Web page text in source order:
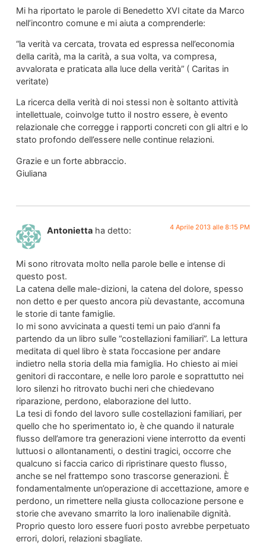
Mi ha riportato le parole di Benedetto XVI citate da Marco
nell’incontro comune e mi aiuta a comprenderle:
“la verità va cercata, trovata ed espressa nell’economia
della carità, ma la carità, a sua volta, va compresa,
avvalorata e praticata alla luce della verità” ( Caritas in
veritate)
La ricerca della verità di noi stessi non è soltanto attività
intellettuale, coinvolge tutto il nostro essere, è evento
relazionale che corregge i rapporti concreti con gli altri e lo
stato profondo dell’essere nelle continue relazioni.
Grazie e un forte abbraccio.
Giuliana
Antonietta ha detto: 4 Aprile 2013 alle 8:15 PM
Mi sono ritrovata molto nella parole belle e intense di
questo post.
La catena delle male-dizioni, la catena del dolore, spesso
non detto e per questo ancora più devastante, accomuna
le storie di tante famiglie.
Io mi sono avvicinata a questi temi un paio d’anni fa
partendo da un libro sulle “costellazioni familiari”. La lettura
meditata di quel libro è stata l’occasione per andare
indietro nella storia della mia famiglia. Ho chiesto ai miei
genitori di raccontare, e nelle loro parole e soprattutto nei
loro silenzi ho ritrovato buchi neri che chiedevano
riparazione, perdono, elaborazione del lutto.
La tesi di fondo del lavoro sulle costellazioni familiari, per
quello che ho sperimentato io, è che quando il naturale
flusso dell’amore tra generazioni viene interrotto da eventi
luttuosi o allontanamenti, o destini tragici, occorre che
qualcuno si faccia carico di ripristinare questo flusso,
anche se nel frattempo sono trascorse generazioni. È
fondamentalmente un’operazione di accettazione, amore e
perdono, un rimettere nella giusta collocazione persone e
storie che avevano smarrito la loro inalienabile dignità.
Proprio questo loro essere fuori posto avrebbe perpetuato
errori, dolori, relazioni sbagliate.